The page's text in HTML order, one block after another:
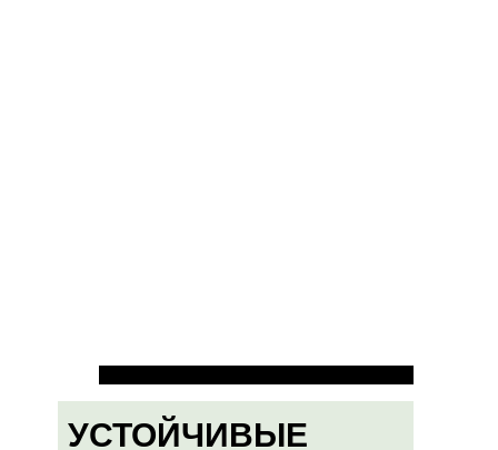
УСТОЙЧИВЫЕ